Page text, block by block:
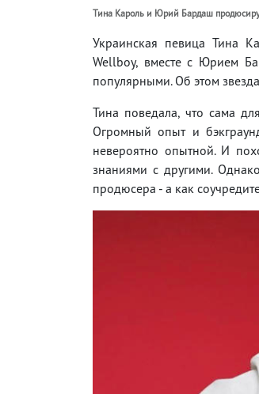
Тина Кароль и Юрий Бардаш
Украинская певица Тина
Wellboy, вместе с Юрием
популярными. Об этом
Тина поведала, что сама
Огромный опыт и
невероятно опытной. И
знаниями с другими.
продюсера - а как